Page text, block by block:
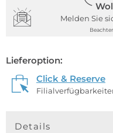
Melden Sie
Lieferoption:
Click & Reserve
Details